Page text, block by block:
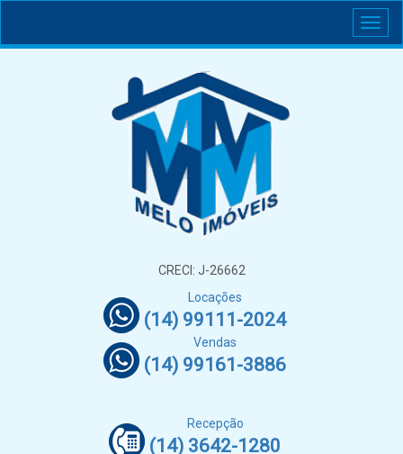
CRECI: J-26662
Locações
(14) 99111-2024
Vendas
(14) 99161-3886
Recepção
(14) 3642-1280